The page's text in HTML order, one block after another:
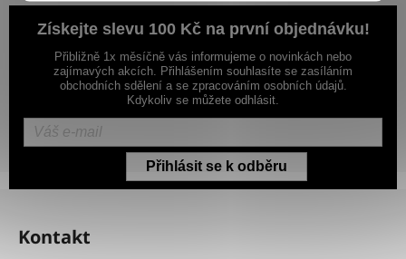
Získejte slevu 100 Kč na první objednávku!
Přibližně 1x měsíčně vás informujeme o novinkách nebo
zajímavých akcích. Přihlášením souhlasíte se zasíláním
obchodních sdělení a se zpracováním osobních údajů.
Kdykoliv se můžete odhlásit.
Přihlásit se k odběru
Z
Kontakt